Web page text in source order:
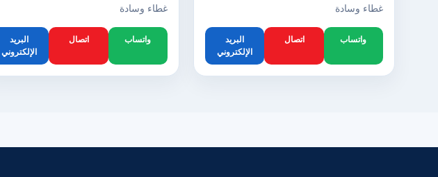
غطاء وسادة
واتساب اتصال
البريد
الإلكتروني
غطاء وسادة
واتساب اتصال
البريد
الإلكتروني